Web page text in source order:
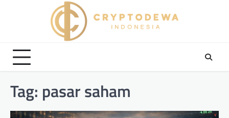
Tag: pasar saham